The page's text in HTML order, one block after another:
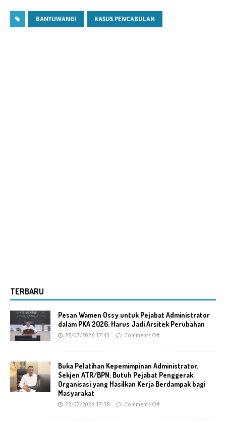
BANYUWANGI KASUS PENCABULAN
TERBARU
Pesan Wamen Ossy untuk Pejabat Administrator
dalam PKA 2026: Harus Jadi Arsitek Perubahan
27/07/2026 17:43 Comments Off
Buka Pelatihan Kepemimpinan Administrator,
Sekjen ATR/BPN: Butuh Pejabat Penggerak
Organisasi yang Hasilkan Kerja Berdampak bagi
Masyarakat
22/07/2026 17:58 Comments Off